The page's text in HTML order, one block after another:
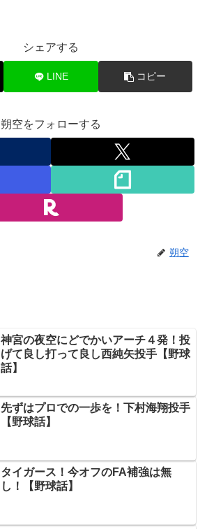
シェアする
LINE コピー
朔空をフォローする
朔空
神宮の夜空にどでかいアーチ４発！投
げて良し打って良し西純矢投手【野球
話】
先ずはプロでの一歩を！下村海翔投手
【野球話】
タイガース！今オフのFA補強は無
し！【野球話】